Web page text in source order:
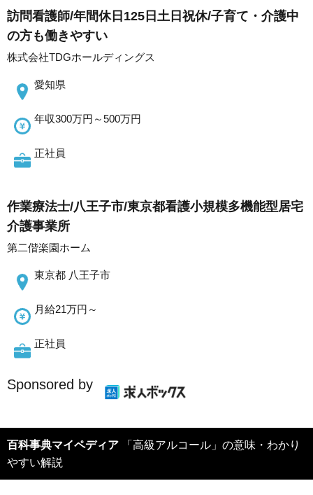
訪問看護師/年間休日125日土日祝休/子育て・介護中
の方も働きやすい
株式会社TDGホールディングス
愛知県
年収300万円～500万円
正社員
作業療法士/八王子市/東京都看護小規模多機能型居宅
介護事業所
第二偕楽園ホーム
東京都 八王子市
月給21万円～
正社員
Sponsored by
百科事典マイペディア
やすい解説